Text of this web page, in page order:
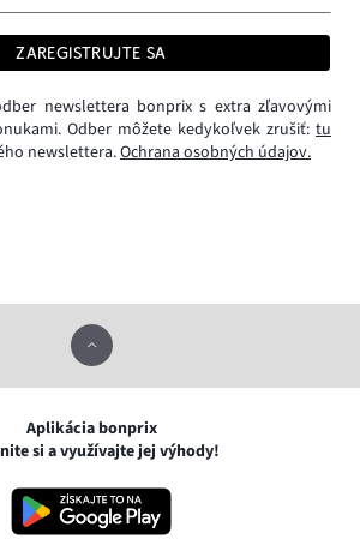
ZAREGISTRUJTE SA
newslettera bonprix s extra zľavovými
Odber môžete kedykoľvek zrušiť: tu
newslettera.Ochrana osobných údajov.
Aplikácia bonprix
si a využívajte jej výhody!